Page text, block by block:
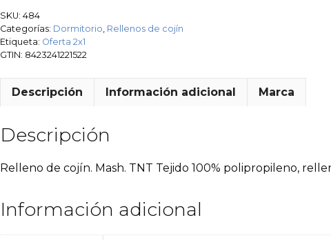
SKU: 484
Categorías: Dormitorio, Rellenos de cojín
Etiqueta: Oferta 2x1
GTIN: 8423241221522
Descripción Información adicional Marca
Descripción
Relleno de cojín. Mash. TNT Tejido 100% polipropileno,
Información adicional